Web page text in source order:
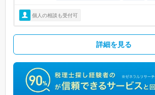
個人の相談も受付可
詳細を見る